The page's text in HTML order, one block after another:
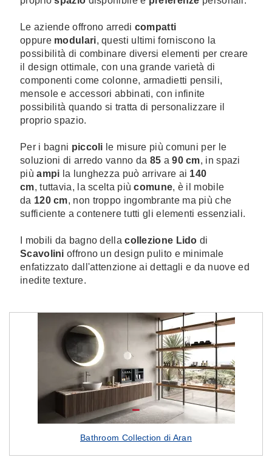
Le aziende offrono arredi compatti
oppure modulari, questi ultimi forniscono la
possibilità di combinare diversi elementi per creare
il design ottimale, con una grande varietà di
componenti come colonne, armadietti pensili,
mensole e accessori abbinati, con infinite
possibilità quando si tratta di personalizzare il
proprio spazio.
Per i bagni piccoli le misure più comuni per le
soluzioni di arredo vanno da 85 a90 cm, in spazi
piùampi la lunghezza può arrivare ai 140
cm, tuttavia, la scelta piùcomune, è il mobile
da 120 cm, non troppo ingombrante ma più che
sufficiente a contenere tutti gli elementi essenziali.
I mobili da bagno dellacollezione Lido di
Scavolini offrono un design pulito e minimale
enfatizzato dall'attenzione ai dettagli e da nuove ed
inedite texture.
Bathroom Collection di Aran